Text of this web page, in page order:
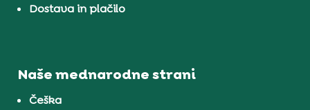
Dostava in plačilo
Naše mednarodne strani
Češka